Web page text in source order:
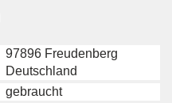
97896 Freudenberg
Deutschland
gebraucht